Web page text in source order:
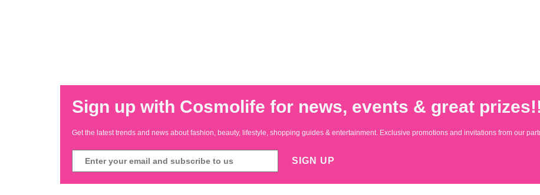
Sign up with Cosmolife for news, events & great
Get the latest trends and news about fashion, beauty, lifestyle, shopping guides & entertainment. Exclusive promotions and invitations from our
SIGN UP